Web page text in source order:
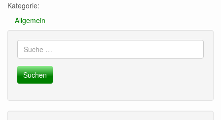
Kategorie:
Allgemein
Suche
nach: